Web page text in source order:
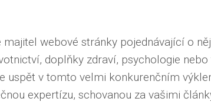
majitel webové stránky pojednávající o
doplňky zdraví, psychologie
uspět v tomto velmi konkurenčním
expertízu, schovanou za vašimi